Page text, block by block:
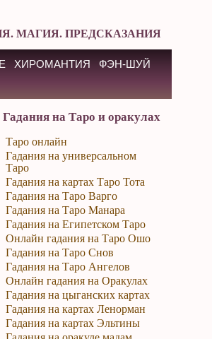
МАГИЯ. ПРЕДСКАЗАНИЯ
ХИРОМАНТИЯ
ФЭН-ШУЙ
Гадания на Таро и оракулах
Таро онлайн
Гадания на универсальном
Таро
Гадания на картах Таро Тота
Гадания на Таро Варго
Гадания на Таро Манара
Гадания на Египетском Таро
Онлайн гадания на Таро Ошо
Гадания на Таро Снов
Гадания на Таро Ангелов
Онлайн гадания на Оракулах
Гадания на цыганских картах
Гадания на картах Ленорман
Гадания на картах Эльтины